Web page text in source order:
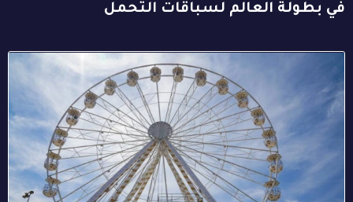
في بطولة العالم لسباقات التحمل